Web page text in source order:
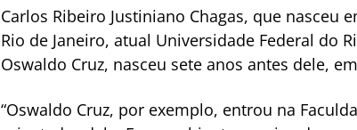
Carlos Ribeiro Justiniano Chagas, que nasceu
Rio de Janeiro, atual Universidade Federal do
Oswaldo Cruz, nasceu sete anos antes dele,
“Oswaldo Cruz, por exemplo, entrou na